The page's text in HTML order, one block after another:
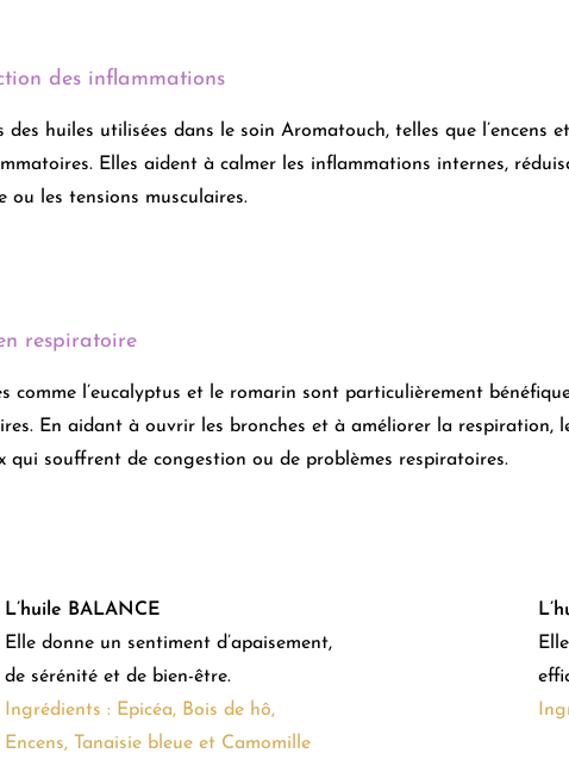
des inflammations
des huiles utilisées dans le soin Aromatouch, telles que l’encens
Elles aident à calmer les inflammations internes,
ou les tensions musculaires.
respiratoire
comme l’eucalyptus et le romarin sont particulièrement
En aidant à ouvrir les bronches et à améliorer la respiration,
qui souffrent de congestion ou de problèmes respiratoires.
L’huile BALANCE
Elle donne un sentiment d’apaisement,
de sérénité et de bien-être.
Ingrédients : Epicéa, Bois de hô,
Encens, Tanaisie bleue et Camomille